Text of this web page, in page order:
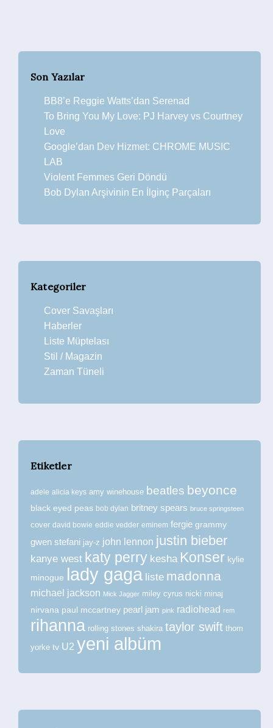
Son Yazılar
BB8’e Reggie Watts’dan Serenad
To Bring You My Love: PJ Harvey vs Courtney
Love
Google’dan Dev Hizmet: CHROME MUSIC
LAB
Violent Femmes Geri Döndü
Bob Dylan Arşivinin En İlginç Parçaları
Kategoriler
Cover Savaşları
Haberler
Liste Müptelası
Stil / Magazin
Zaman Tüneli
Etiketler
adele alicia keys amy winehouse beatles beyonce
black eyed peas bob dylan britney spears bruce springsteen
cover david bowie eddie vedder eminem fergie grammy
gwen stefani jay-z john lennon justin bieber
kanye west katy perry kesha Konser kylie
minogue lady gaga liste madonna
michael jackson Mick Jagger miley cyrus nicki minaj
nirvana paul mccartney pearl jam pink radiohead rem
rihanna rolling stones shakira taylor swift thom
yorke tv U2 yeni albüm